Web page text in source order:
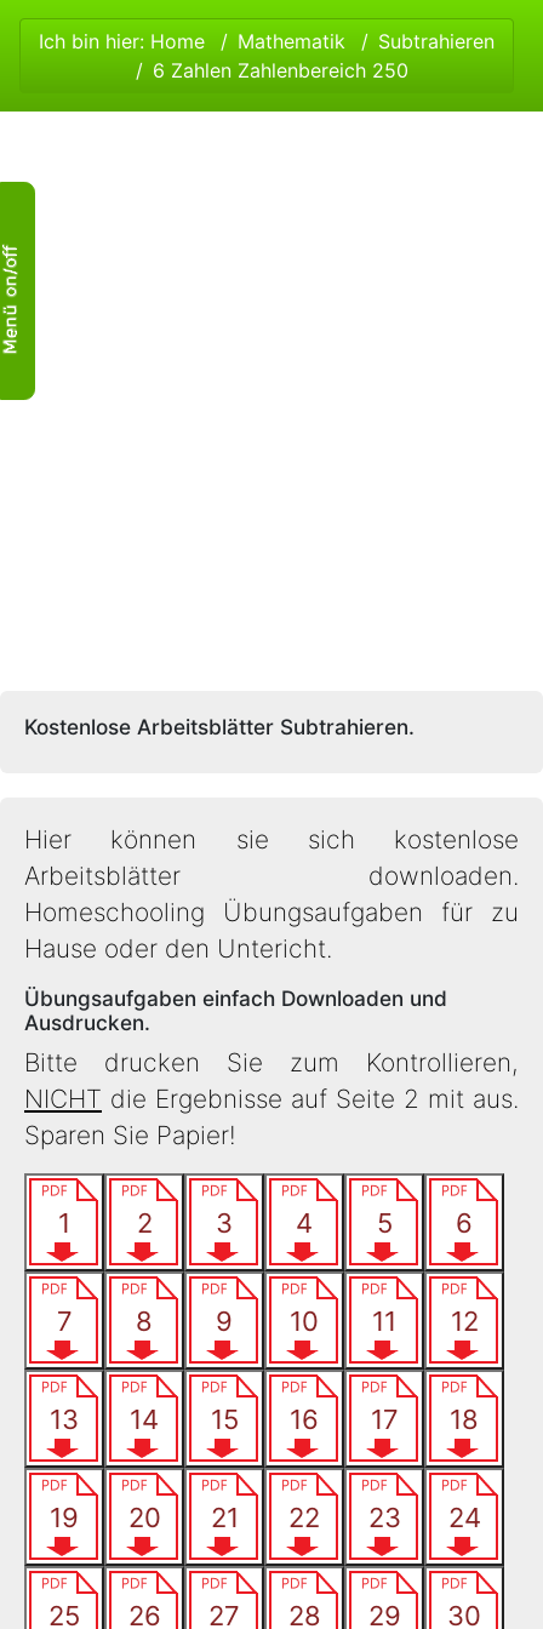
Ich bin hier: Home Mathematik
Subtrahieren
6 Zahlen Zahlenbereich 250
Kostenlose Arbeitsblätter Subtrahieren.
Hier können sie sich kostenlose
Arbeitsblätter downloaden.
Homeschooling Übungsaufgaben für zu
Hause oder den Untericht.
Übungsaufgaben einfach Downloaden und
Ausdrucken.
Bitte drucken Sie zum Kontrollieren,
NICHT die Ergebnisse auf Seite 2 mit aus.
Sparen Sie Papier!